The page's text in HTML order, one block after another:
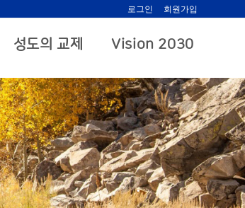
로그인 회원가입
성도의 교제 Vision 2030
.